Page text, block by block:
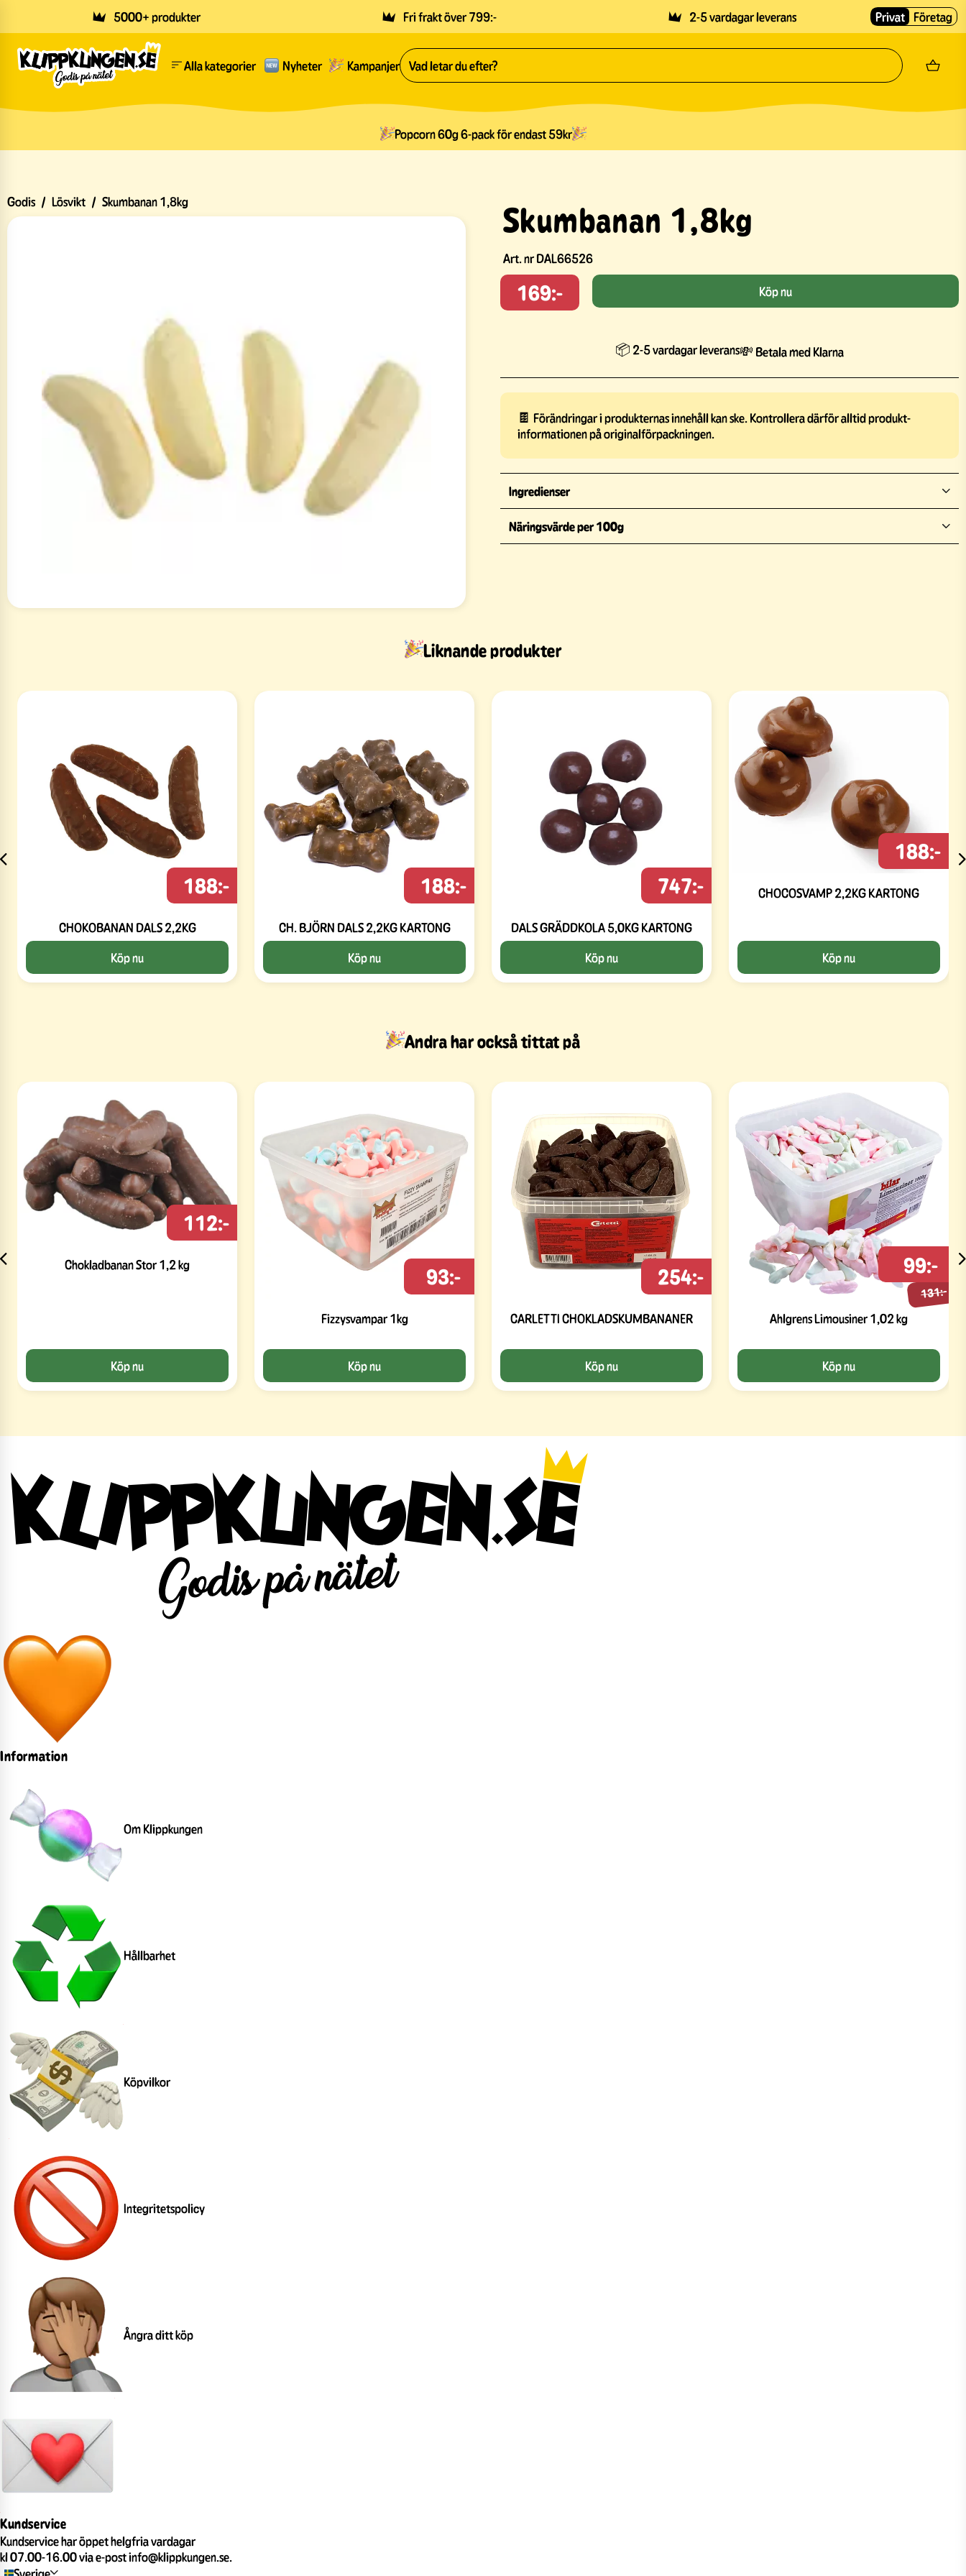
5000+ produkter Fri frakt över 799:- 2-5 vardagar leverans Privat Företag
Alla kategorier Nyheter Kampanjer
Popcorn 60g 6-pack för endast 59kr
Godis / Lösvikt / Skumbanan 1,8kg Skumbanan 1,8kg
Art. nrDAL66526
169:- Köp nu
📦 2-5 vardagar leverans💸 Betala med Klarna
🍫 Förändringar i produkternas innehåll kan ske. Kontrollera därför alltid produkt-
informationen på originalförpackningen.
Ingredienser
Näringsvärde per 100g
Liknande produkter
CHOKOBANAN DALS 2,2KG
188:-
Köp nu
CH. BJÖRN DALS 2,2KG KARTONG
188:-
Köp nu
DALS GRÄDDKOLA 5,0KG KARTONG
747:-
Köp nu
CHOCOSVAMP 2,2KG KARTONG
188:-
Köp nu
Andra har också tittat på
Chokladbanan Stor 1,2 kg
112:-
Köp nu
Fizzysvampar 1kg
93:-
Köp nu
CARLETTI CHOKLADSKUMBANANER
254:-
Köp nu
Ahlgrens Limousiner 1,02 kg
131:-
99:-
Köp nu
Information
Om Klippkungen
Hållbarhet
Köpvilkor
Integritetspolicy
Ångra ditt köp
Kundservice
Kundservice har öppet helgfria vardagar
kl 07.00-16.00 via e-post info@klippkungen.se.